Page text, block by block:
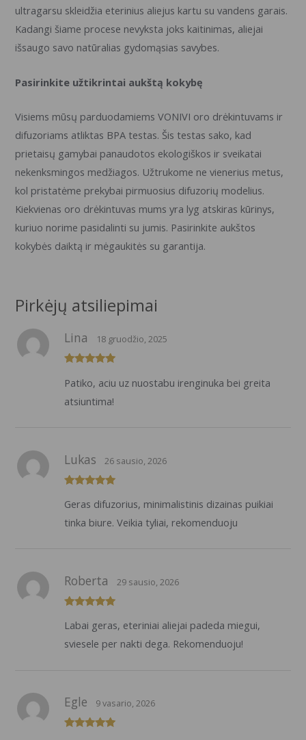
ultragarsu skleidžia eterinius aliejus kartu su vandens garais.
Kadangi šiame procese nevyksta joks kaitinimas, aliejai
išsaugo savo natūralias gydomąsias savybes.
Pasirinkite užtikrintai aukštą kokybę
Visiems mūsų parduodamiems VONIVI oro drėkintuvams ir
difuzoriams atliktas BPA testas. Šis testas sako, kad
prietaisų gamybai panaudotos ekologiškos ir sveikatai
nekenksmingos medžiagos. Užtrukome ne vienerius metus,
kol pristatėme prekybai pirmuosius difuzorių modelius.
Kiekvienas oro drėkintuvas mums yra lyg atskiras kūrinys,
kuriuo norime pasidalinti su jumis. Pasirinkite aukštos
kokybės daiktą ir mėgaukitės su garantija.
Pirkėjų atsiliepimai
5iš 5
Lina 18 gruodžio, 2025
Patiko, aciu uz nuostabu irenginuka bei greita
atsiuntima!
5iš 5
Lukas 26 sausio, 2026
Geras difuzorius, minimalistinis dizainas puikiai
tinka biure. Veikia tyliai, rekomenduoju
5 iš 5
Roberta 29 sausio, 2026
Labai geras, eteriniai aliejai padeda miegui,
sviesele per nakti dega. Rekomenduoju!
Egle 9 vasario, 2026